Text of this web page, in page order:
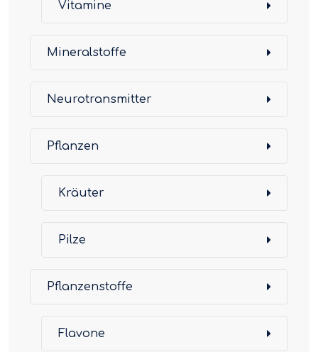
Vitamine
Mineralstoffe
Neurotransmitter
Pflanzen
Kräuter
Pilze
Pflanzenstoffe
Flavone